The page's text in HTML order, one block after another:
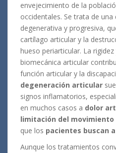
envejecimiento de la
occidentales. Se trata de una
degenerativa y progresiva,
cartílago articular y la
hueso periarticular. La
biomecánica articular
función articular y la
degeneración articular
signos inflamatorios,
en muchos casos a dolor
limitación del movimiento
que los pacientes buscan
Aunque los tratamientos